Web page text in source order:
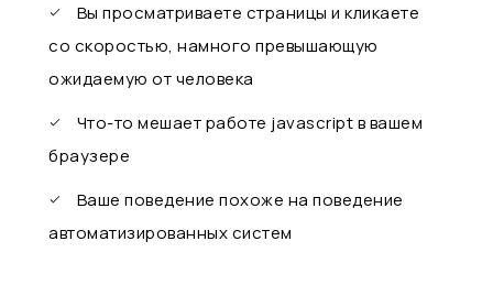
Вы просматриваете страницы и кликаете
со скоростью, намного превышающую
ожидаемую от человека
Что-то мешает работе javascript в вашем
браузере
Ваше поведение похоже на поведение
автоматизированных систем